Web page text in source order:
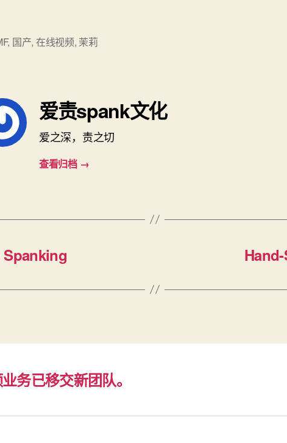
, 国产, 在线视频, 茉莉
爱责spank文化
爱之深，责之切
查看归档 →
务已移交新团队。